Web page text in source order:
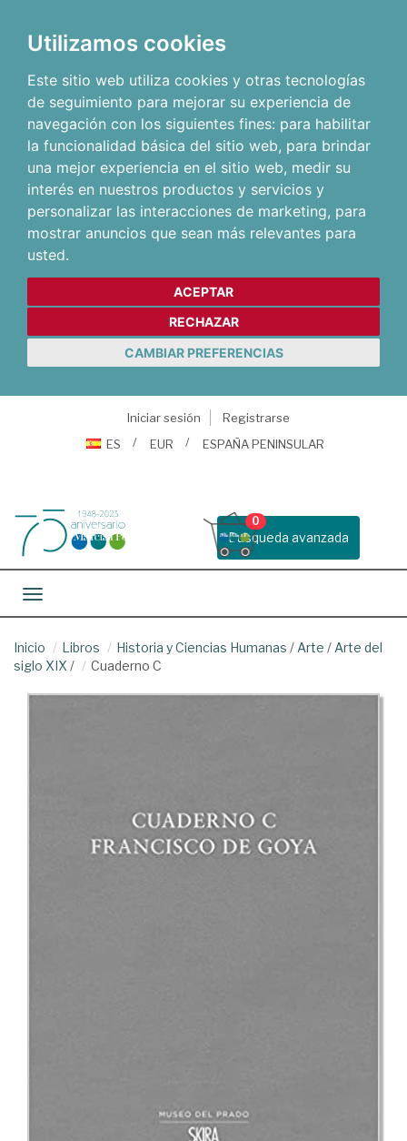
Utilizamos cookies
Este sitio web utiliza cookies y otras tecnologías
de seguimiento para mejorar su experiencia de
navegación con los siguientes fines: para habilitar
la funcionalidad básica del sitio web, para brindar
una mejor experiencia en el sitio web, medir su
interés en nuestros productos y servicios y
personalizar las interacciones de marketing, para
mostrar anuncios que sean más relevantes para
usted.
ACEPTAR
RECHAZAR
CAMBIAR PREFERENCIAS
Iniciar sesión
Registrarse
ES
EUR ESPAÑA PENINSULAR
Busqueda avanzada
0
Toggle navigation
Inicio Libros Historia y Ciencias Humanas / Arte / Arte del
siglo XIX / Cuaderno C